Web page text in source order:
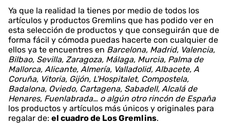
Ya que la realidad la tienes por medio de todos los
artículos y productos Gremlins que has podido ver en
esta selección de productos y que conseguirán que de
forma fácil y cómoda puedas hacerte con cualquier de
ellos ya te encuentres en Barcelona, Madrid, Valencia,
Bilbao, Sevilla, Zaragoza, Málaga, Murcia, Palma de
Mallorca, Alicante, Almería, Valladolid, Albacete, A
Coruña, Vitoria, Gijón, L'Hospitalet, Compostela,
Badalona, Oviedo, Cartagena, Sabadell, Alcalá de
Henares, Fuenlabrada… o algún otro rincón de España
los productos y artículos más únicos y originales para
regalar de: el cuadro de Los Gremlins.